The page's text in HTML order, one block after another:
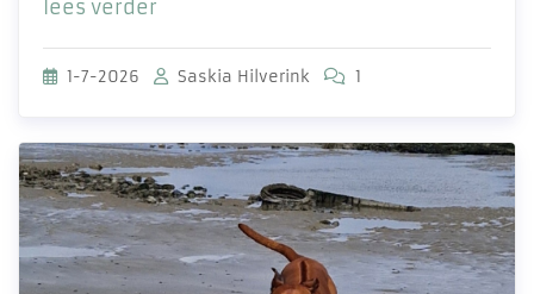
lees verder
1-7-2026 Saskia Hilverink 1